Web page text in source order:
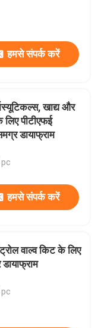
हमसे संपर्क करें
खाद्य और
लिए पीटीएफई
डायाफ्राम
हमसे संपर्क करें
वाल्व किट के लिए